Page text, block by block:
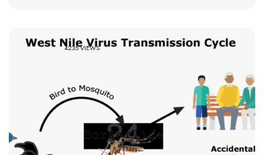
4235 VIEWS